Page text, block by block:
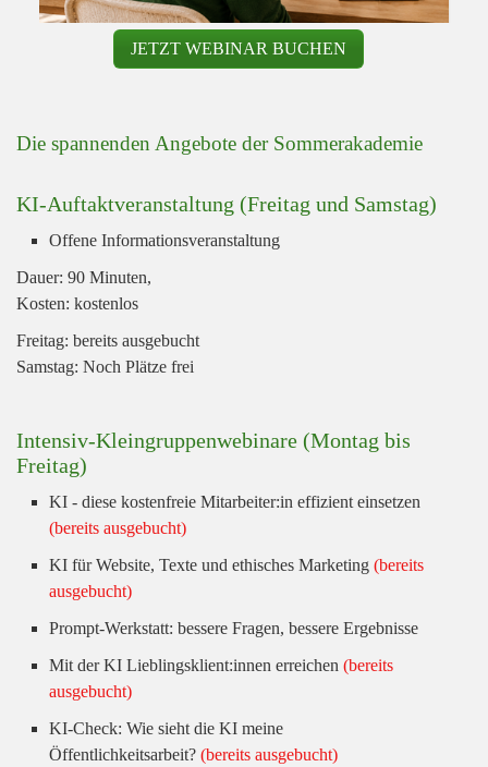
Die spannenden Angebote der Sommerakademie
KI-Auftaktveranstaltung (Freitag und Samstag)
Offene Informationsveranstaltung
Dauer: 90 Minuten,
Kosten: kostenlos
Freitag: bereits ausgebucht
Samstag: Noch Plätze frei
Intensiv-Kleingruppenwebinare (Montag bis
Freitag)
KI - diese kostenfreie Mitarbeiter:in effizient einsetzen
(bereits ausgebucht)
KI für Website, Texte und ethisches Marketing (bereits
ausgebucht)
Prompt-Werkstatt: bessere Fragen, bessere Ergebnisse
Mit der KI Lieblingsklient:innen erreichen (bereits
ausgebucht)
KI-Check: Wie sieht die KI meine
Öffentlichkeitsarbeit? (bereits ausgebucht)
JETZT WEBINAR BUCHEN